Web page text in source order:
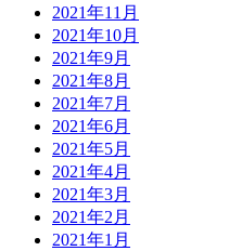
2021年11月
2021年10月
2021年9月
2021年8月
2021年7月
2021年6月
2021年5月
2021年4月
2021年3月
2021年2月
2021年1月